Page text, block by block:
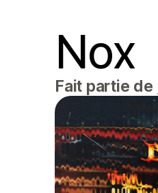
Nox
Fait partie de